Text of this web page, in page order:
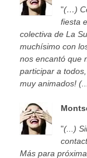
"(…)
fiesta
colectiva de La
muchísimo con
nos encantó que
participar a
muy animados!
"(...)
Más para